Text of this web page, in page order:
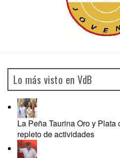
Lo más visto en VdB
La Peña Taurina Oro y
repleto de actividades